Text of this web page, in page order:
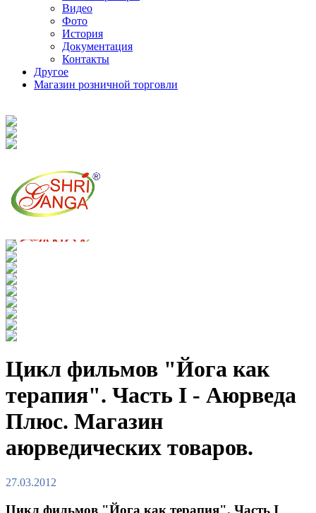
Видео
Фото
История
Документация
Контакты
Другое
Магазин розничной торговли
Цикл фильмов "Йога как
терапия". Часть I - Аюрведа
Плюс. Магазин
аюрведических товаров.
27.03.2012
Цикл фильмов "Йога как терапия". Часть I